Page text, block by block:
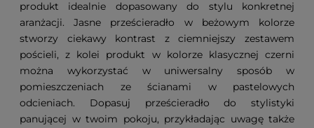
produkt idealnie dopasowany do stylu konkretnej
aranżacji. Jasne prześcieradło w beżowym kolorze
stworzy ciekawy kontrast z ciemniejszy zestawem
pościeli, z kolei produkt w kolorze klasycznej czerni
można wykorzystać w uniwersalny sposób w
pomieszczeniach ze ścianami w pastelowych
odcieniach. Dopasuj prześcieradło do stylistyki
panującej w twoim pokoju, przykładając uwagę także